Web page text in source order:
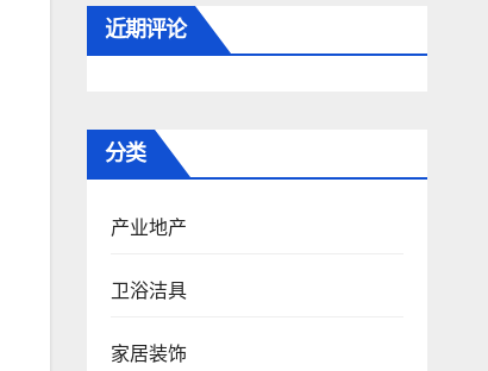
近期评论
分类
产业地产
卫浴洁具
家居装饰